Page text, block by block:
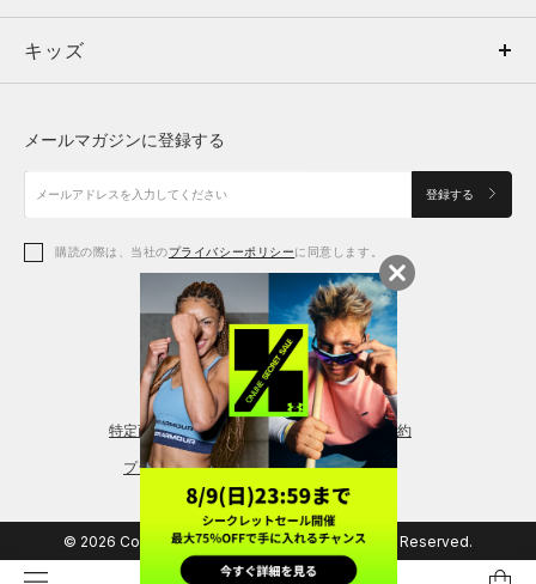
キッズ
アクセサリー
ボトムス
アクセサリー
トップス
シューズ
アクセサリー
レギンス＆タイツ
キッズ
シューズ
メールマガジンに登録する
登録する
購読の際は、当社のプライバシーポリシーに同意します。
特定商取引法に基づく通販の表記 会員規約
プライバシーポリシー
© 2026 Copyright DOME Corporation. All Rights Reserved.